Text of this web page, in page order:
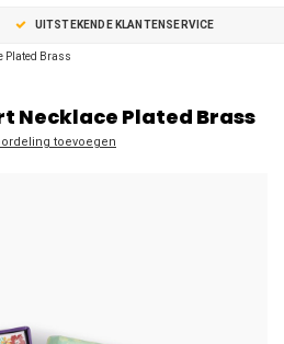
KLANTENSERVICE
Plated Brass
Necklace Plated Brass
toevoegen